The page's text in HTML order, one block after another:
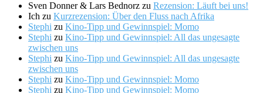
Sven Donner & Lars Bednorz zu Rezension: Läuft bei uns!
Ich zu Kurzrezension: Über den Fluss nach Afrika
Stephi zu Kino-Tipp und Gewinnspiel: Momo
Stephi zu Kino-Tipp und Gewinnspiel: All das ungesagte
zwischen uns
Stephi zu Kino-Tipp und Gewinnspiel: All das ungesagte
zwischen uns
Stephi zu Kino-Tipp und Gewinnspiel: Momo
Stephi zu Kino-Tipp und Gewinnspiel: Momo